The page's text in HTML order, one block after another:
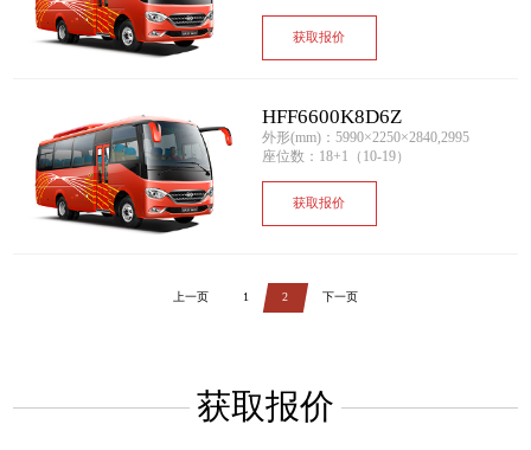
获取报价
HFF6600K8D6Z
外形(mm)：5990×2250×2840,2995
座位数：18+1（10-19）
获取报价
上一页 1 2 下一页
获取报价